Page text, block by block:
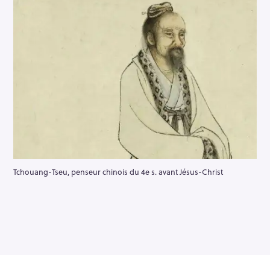
Tchouang-Tseu, penseur chinois du 4e s. avant Jésus-Christ